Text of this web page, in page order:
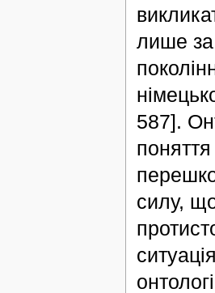
лише за
587].
силу,